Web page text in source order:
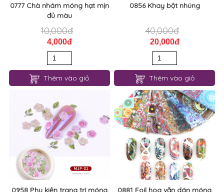
0777 Chà nhám móng hạt mịn
đủ màu
10,000đ
4,000đ
Thêm vào giỏ
0856 Khay bột nhúng
40,000đ
20,000đ
Thêm vào giỏ
0958 Phụ kiện trang trí móng 0881 Foil hoa văn dán móng